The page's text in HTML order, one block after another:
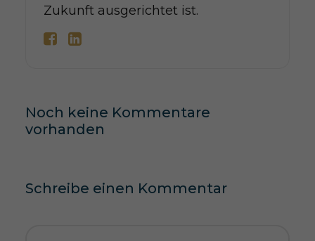
Zukunft ausgerichtet ist.
Noch keine Kommentare
vorhanden
Schreibe einen Kommentar